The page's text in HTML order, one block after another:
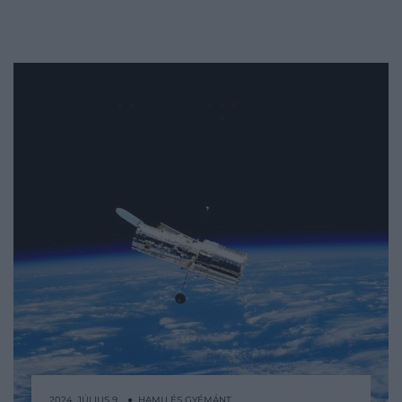
2024. JÚLIUS 9. ● HAMU ÉS GYÉMÁNT